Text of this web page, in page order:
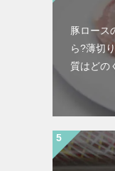
豚ロース
ら?薄切
質はどの